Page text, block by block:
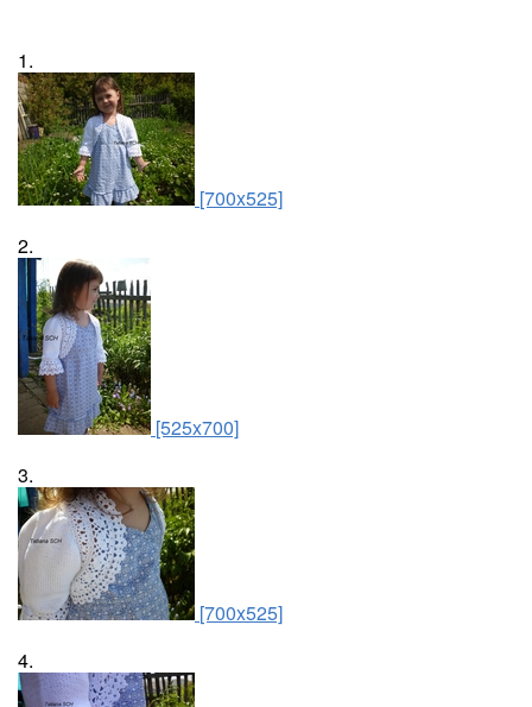
1.
[700x525]
2.
[525x700]
3.
[700x525]
4.